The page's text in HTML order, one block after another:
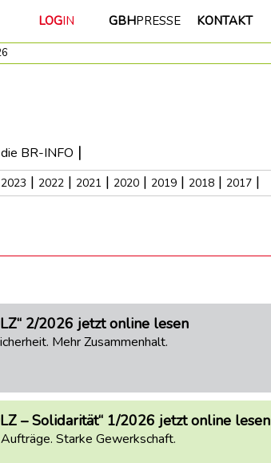
LOGIN GBHPRESSE KONTAKT
die BR-INFO |
2023 | 2022 | 2021 | 2020 | 2019 | 2018 | 2017 |
2/2026 jetzt online lesen
Mehr Zusammenhalt.
– Solidarität“ 1/2026 jetzt online lesen
Starke Gewerkschaft.